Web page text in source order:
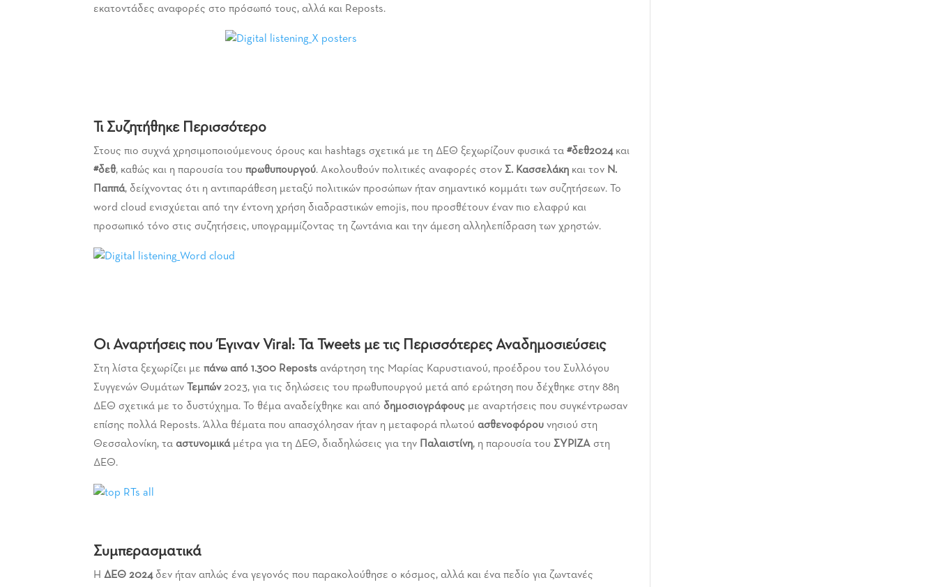
εκατοντάδες αναφορές στο πρόσωπό τους, αλλά και Reposts.
Τι Συζητήθηκε Περισσότερο
Στους πιο συχνά χρησιμοποιούμενους όρους και hashtags σχετικά με τη ΔΕΘ ξεχωρίζουν φυσικά τα#δεθ2024και
#δεθ, καθώς και η παρουσία τουπρωθυπουργού. Ακολουθούν πολιτικές αναφορές στονΣ. Κασσελάκη και τον Ν.
Παππά, δείχνοντας ότι η αντιπαράθεση μεταξύ πολιτικών προσώπων ήταν σημαντικό κομμάτι των συζητήσεων. Το
word cloud ενισχύεται από την έντονη χρήση διαδραστικών emojis, που προσθέτουν έναν πιο ελαφρύ και
προσωπικό τόνο στις συζητήσεις, υπογραμμίζοντας τη ζωντάνια και την άμεση αλληλεπίδραση των χρηστών.
Οι Αναρτήσεις που Έγιναν Viral: Τα Tweets με τις Περισσότερες Αναδημοσιεύσεις
Στη λίστα ξεχωρίζει μεπάνω από 1.300 Reposts ανάρτηση της Μαρίας Καρυστιανού, προέδρου του Συλλόγου
Συγγενών Θυμάτων
Τεμπών2023, για τις δηλώσεις του πρωθυπουργού μετά από ερώτηση που δέχθηκε στην 88η
ΔΕΘ σχετικά με το δυστύχημα. Το θέμα αναδείχθηκε και απόδημοσιογράφους με αναρτήσεις που συγκέντρωσαν
επίσης πολλά Reposts. Άλλα θέματα που απασχόλησαν ήταν η μεταφορά πλωτούασθενοφόρου νησιού στη
Θεσσαλονίκη, τααστυνομικάμέτρα για τη ΔΕΘ, διαδηλώσεις για την Παλαιστίνη, η παρουσία τουΣΥΡΙΖΑ στη
ΔΕΘ.
Συμπερασματικά
ΗΔΕΘ 2024δεν ήταν απλώς ένα γεγονός που παρακολούθησε ο κόσμος, αλλά και ένα πεδίο για ζωντανές